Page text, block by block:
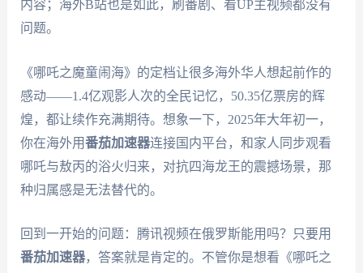
内容；海外B站也是如此，刷番剧、看UP主视频都没有
问题。
《哪吒之魔童闹海》的定档让很多海外华人想起前作的
感动——1.4亿观影人次的全民记忆，50.35亿票房的辉
煌，都让续作充满期待。想象一下，2025年大年初一，
你在海外用番茄加速器连接国内平台，和家人同步观看
哪吒与敖丙的浴火归来，对抗四海龙王的震撼场景，那
种归属感是无法替代的。
回到一开始的问题：腾讯视频在俄罗斯能用吗？只要用
番茄加速器，答案就是肯定的。不管你是想看《哪吒之